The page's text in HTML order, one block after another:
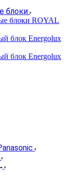
блоки
блоки ROYAL
блок Energolux
блок Energolux